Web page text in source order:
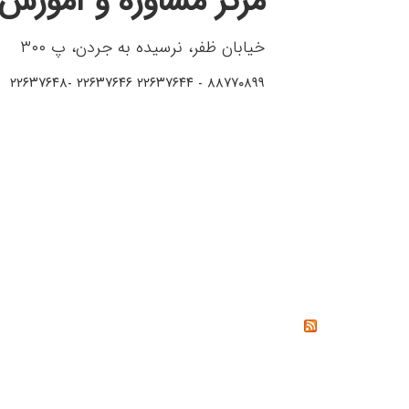
خیابان ظفر، نرسیده به جردن، پ ۳۰۰
۸۸۷۷۰۸۹۹ - ۲۲۶۳۷۶۴۴ ۲۲۶۳۷۶۴۶ -۲۲۶۳۷۶۴۸